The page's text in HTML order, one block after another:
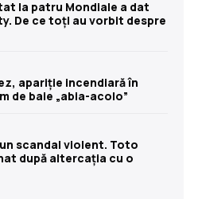
la patru Mondiale a dat
De ce toți au vorbit despre
apariție incendiară în
de baie „abia-acolo”
scandal violent. Toto
după altercația cu o